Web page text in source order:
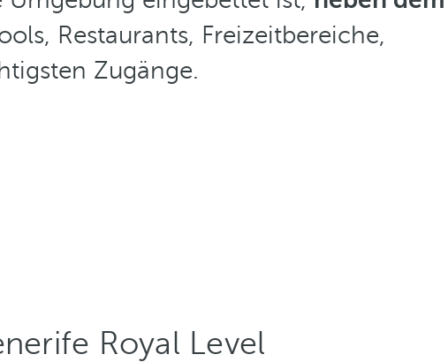
Restaurants, Freizeitbereiche,
Zugänge.
Royal Level